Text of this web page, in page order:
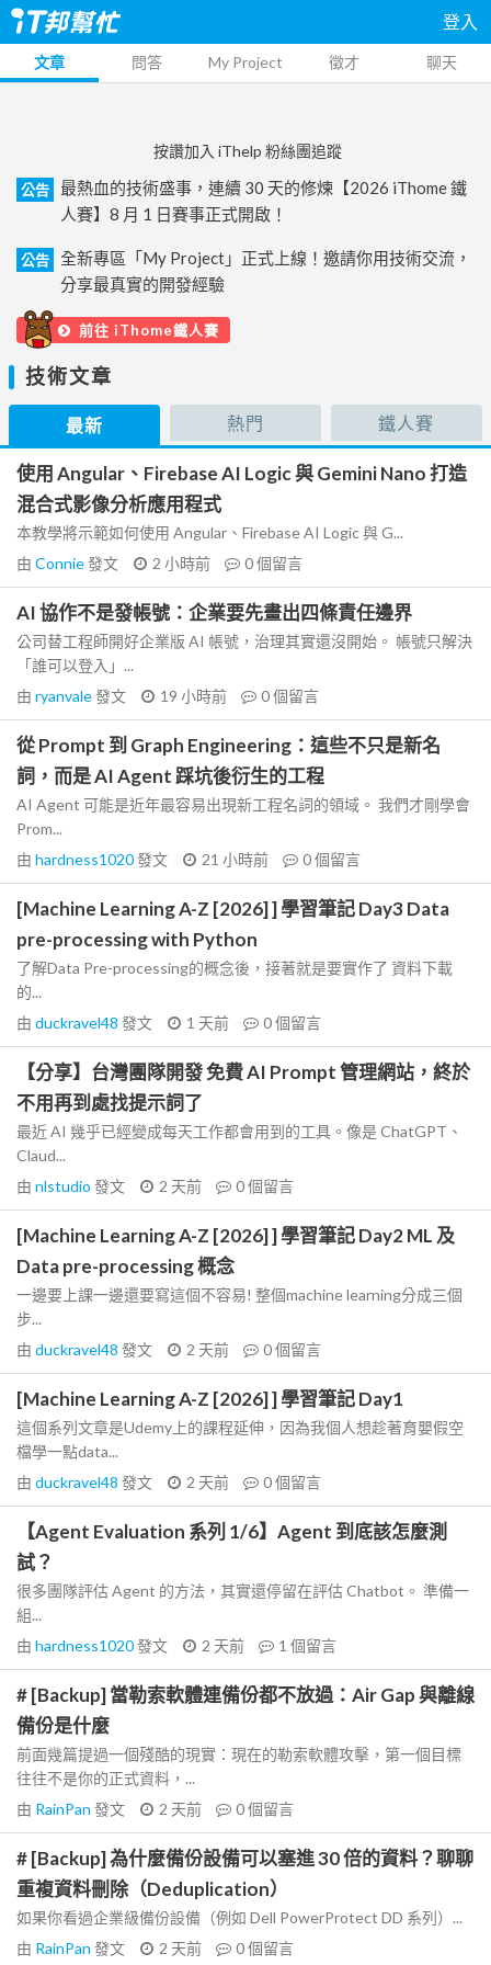
登入
文章 問答 My Project 徵才 聊天
按讚加入 iThelp 粉絲團追蹤
公告
最熱血的技術盛事，連續 30 天的修煉【2026 iThome 鐵
人賽】8 月 1 日賽事正式開啟！
公告
全新專區「My Project」正式上線！邀請你用技術交流，
分享最真實的開發經驗
前往 iThome鐵人賽
技術文章
最新 熱門 鐵人賽
使用 Angular、Firebase AI Logic 與 Gemini Nano 打造
混合式影像分析應用程式
本教學將示範如何使用 Angular、Firebase AI Logic 與 G...
由 Connie發文 2 小時前 0個留言
AI 協作不是發帳號：企業要先畫出四條責任邊界
公司替工程師開好企業版 AI 帳號，治理其實還沒開始。 帳號只解決
「誰可以登入」...
由 ryanvale發文 19 小時前 0個留言
從 Prompt 到 Graph Engineering：這些不只是新名
詞，而是 AI Agent 踩坑後衍生的工程
AI Agent 可能是近年最容易出現新工程名詞的領域。 我們才剛學會
Prom...
由 hardness1020發文 21 小時前 0個留言
[Machine Learning A-Z [2026] ] 學習筆記 Day3 Data
pre-processing with Python
了解Data Pre-processing的概念後，接著就是要實作了 資料下載
的...
由 duckravel48 發文 1 天前 0個留言
【分享】台灣團隊開發 免費 AI Prompt 管理網站，終於
不用再到處找提示詞了
最近 AI 幾乎已經變成每天工作都會用到的工具。像是 ChatGPT、
Claud...
由 nlstudio 發文 2 天前 0個留言
[Machine Learning A-Z [2026] ] 學習筆記 Day2 ML 及
Data pre-processing 概念
一邊要上課一邊還要寫這個不容易! 整個machine learning分成三個
步...
由 duckravel48 發文 2 天前 0個留言
[Machine Learning A-Z [2026] ] 學習筆記 Day1
這個系列文章是Udemy上的課程延伸，因為我個人想趁著育嬰假空
檔學一點data...
由 duckravel48 發文 2 天前 0個留言
【Agent Evaluation 系列 1/6】Agent 到底該怎麼測
試？
很多團隊評估 Agent 的方法，其實還停留在評估 Chatbot。 準備一
組...
由 hardness1020發文 2 天前 1 個留言
# [Backup] 當勒索軟體連備份都不放過：Air Gap 與離線
備份是什麼
前面幾篇提過一個殘酷的現實：現在的勒索軟體攻擊，第一個目標
往往不是你的正式資料，...
由 RainPan 發文 2 天前 0個留言
# [Backup] 為什麼備份設備可以塞進 30 倍的資料？聊聊
重複資料刪除（Deduplication）
如果你看過企業級備份設備（例如 Dell PowerProtect DD 系列）...
由 RainPan 發文 2 天前 0個留言